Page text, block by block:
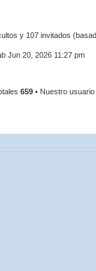
y 107 invitados
Jun 20, 2026 11:27 pm
659 • Nuestro